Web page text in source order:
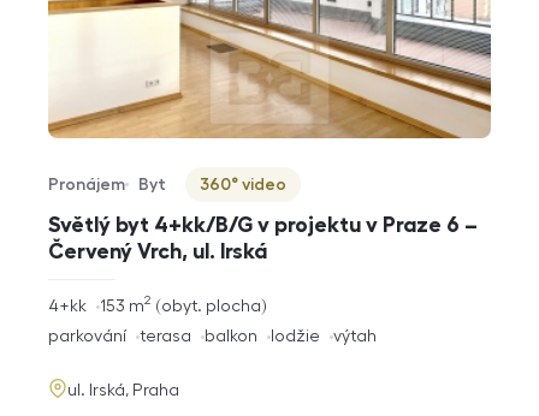
Světlý byt 4+kk/B/G v projektu v Praze 6 –
Červený Vrch, ul. Irská
Typ nabídky
Pronájem
Typ nemovitosti
Byt
Virtuální prohlídka
360° video
rozměry
dispozice
4+kk obyt. plocha
153 m2
funkce
parkování terasa balkon lodžie výtah
adresa
ul. Irská, Praha